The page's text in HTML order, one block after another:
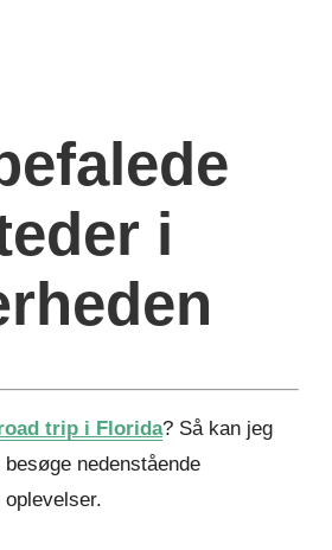
i
trip i Florida? Så kan jeg
nedenstående